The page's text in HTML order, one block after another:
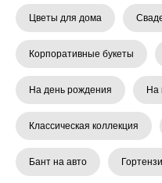
Цветы для дома
Корпоративные букеты
На день рождения На
Классическая коллекция
Бант на авто